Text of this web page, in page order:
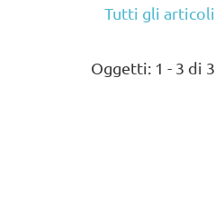
Tutti gli articoli
Oggetti: 1 - 3 di 3